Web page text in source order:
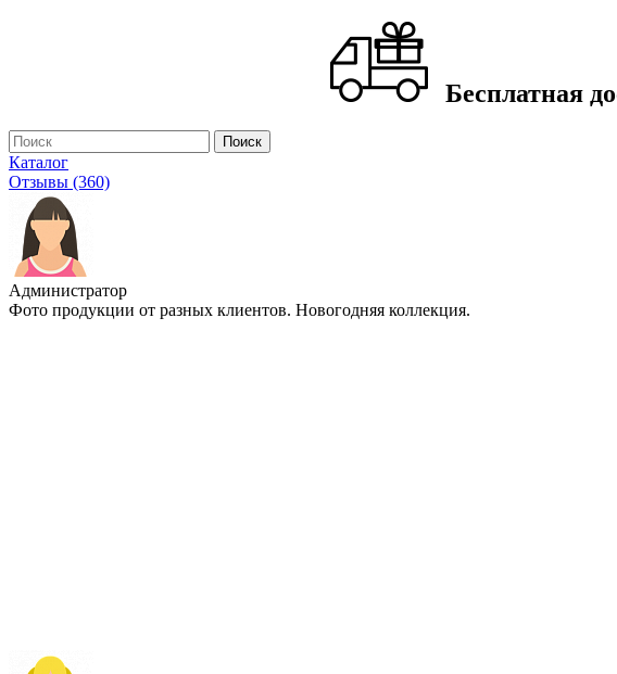
Бесплатная
Каталог
Отзывы (360)
Администратор
Фото продукции от разных клиентов. Новогодняя коллекция.